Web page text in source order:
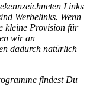
Links
Werbelinks. Wenn
kleine Provision für
wir an
dadurch natürlich
findest Du